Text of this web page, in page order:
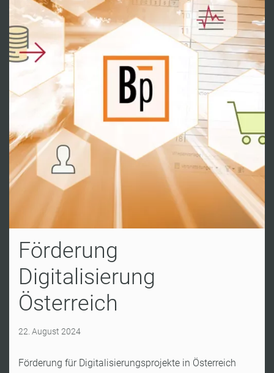
Förderung
Digitalisierung
Österreich
22. August 2024
Förderung für Digitalisierungsprojekte in Österreich